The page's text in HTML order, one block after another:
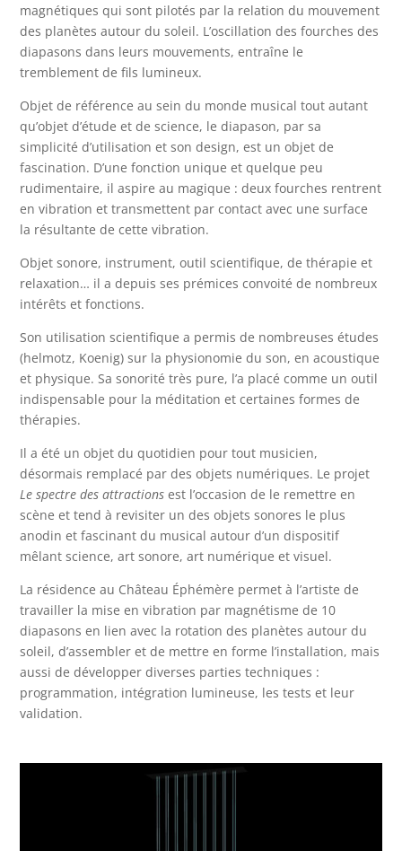
magnétiques qui sont pilotés par la relation du mouvement
des planètes autour du soleil. L’oscillation des fourches des
diapasons dans leurs mouvements, entraîne le
tremblement de fils lumineux.
Objet de référence au sein du monde musical tout autant
qu’objet d’étude et de science, le diapason, par sa
simplicité d’utilisation et son design, est un objet de
fascination. D’une fonction unique et quelque peu
rudimentaire, il aspire au magique : deux fourches rentrent
en vibration et transmettent par contact avec une surface
la résultante de cette vibration.
Objet sonore, instrument, outil scientifique, de thérapie et
relaxation… il a depuis ses prémices convoité de nombreux
intérêts et fonctions.
Son utilisation scientifique a permis de nombreuses études
(helmotz, Koenig) sur la physionomie du son, en acoustique
et physique. Sa sonorité très pure, l’a placé comme un outil
indispensable pour la méditation et certaines formes de
thérapies.
Il a été un objet du quotidien pour tout musicien,
désormais remplacé par des objets numériques. Le projet
Le spectre des attractions est l’occasion de le remettre en
scène et tend à revisiter un des objets sonores le plus
anodin et fascinant du musical autour d’un dispositif
mêlant science, art sonore, art numérique et visuel.
La résidence au Château Éphémère permet à l’artiste de
travailler la mise en vibration par magnétisme de 10
diapasons en lien avec la rotation des planètes autour du
soleil, d’assembler et de mettre en forme l’installation, mais
aussi de développer diverses parties techniques :
programmation, intégration lumineuse, les tests et leur
validation.